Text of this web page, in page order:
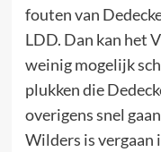
fouten van
LDD. Dan kan het
weinig mogelijk
plukken die
overigens snel
Wilders is vergaan